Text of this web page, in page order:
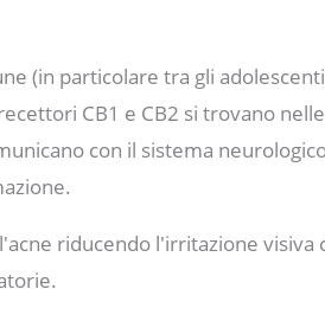
(in particolare tra gli
CB1 e CB2 si trovano
con il sistema
riducendo l'irritazione